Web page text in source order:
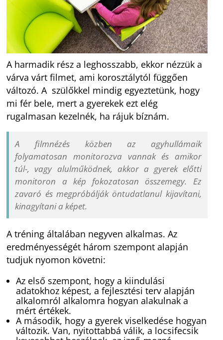
A harmadik rész a leghosszabb, ekkor nézzük a
várva várt filmet, ami korosztálytól függően
változó. A szülőkkel mindig egyeztetünk, hogy
mi fér bele, mert a gyerekek ezt elég
rugalmasan kezelnék, ha rájuk bíznám.
A filmnézés közben az agyhullámaik
folyamatosan monitorozva vannak és amikor
túl-, vagy alulműködnek, akkor a gyerek előtti
monitoron a kép fokozatosan összemegy. Ez
zavaró és megpróbálják öntudatlanul kijavítani,
kinagyítani a képet.
A tréning általában negyven alkalmas. Az
eredményességét három szempont alapján
tudjuk nyomon követni:
Az első szempont, hogy a kiindulási
adatokhoz képest, a fejlesztési terv alapján
alkalomról alkalomra hogyan alakulnak a
mért értékek.
A második, hogy a gyerek viselkedése hogyan
változik. Van, nyitottabbá válik, a locsifecsik